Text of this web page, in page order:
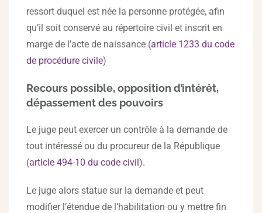
ressort duquel est née la personne protégée, afin
qu’il soit conservé au répertoire civil et inscrit en
marge de l’acte de naissance (article 1233 du code
de procédure civile)
Recours possible, opposition d’intérêt,
dépassement des pouvoirs
Le juge peut exercer un contrôle à la demande de
tout intéressé ou du procureur de la République
(article 494-10 du code civil).
Le juge alors statue sur la demande et peut
modifier l’étendue de l’habilitation ou y mettre fin